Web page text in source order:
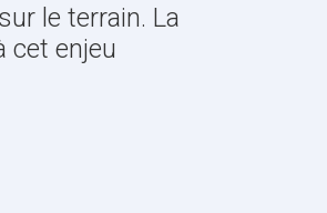
le terrain. La
cet enjeu